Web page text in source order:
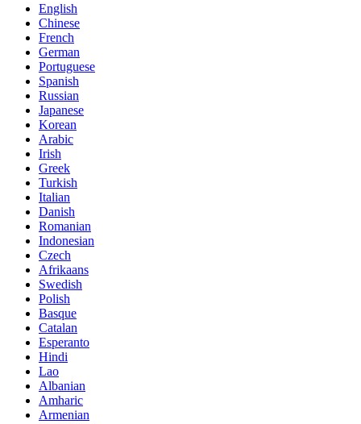
English
Chinese
French
German
Portuguese
Spanish
Russian
Japanese
Korean
Arabic
Irish
Greek
Turkish
Italian
Danish
Romanian
Indonesian
Czech
Afrikaans
Swedish
Polish
Basque
Catalan
Esperanto
Hindi
Lao
Albanian
Amharic
Armenian